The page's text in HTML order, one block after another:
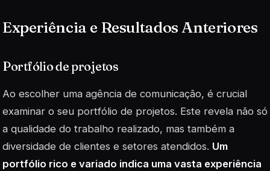
Experiência e Resultados Anteriores
Portfólio de projetos
Ao escolher uma agência de comunicação, é crucial
examinar o seu portfólio de projetos. Este revela não só
a qualidade do trabalho realizado, mas também a
diversidade de clientes e setores atendidos. Um
portfólio rico e variado indica uma vasta experiência